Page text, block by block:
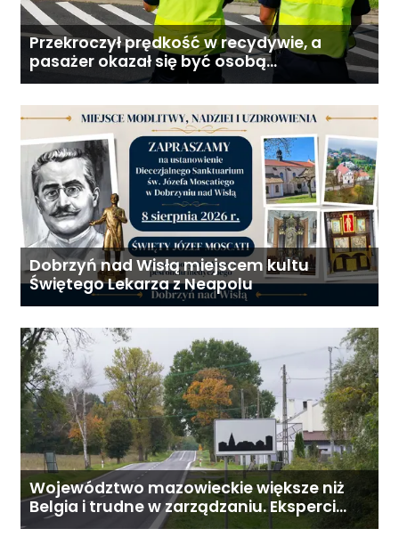
Przekroczył prędkość w recydywie, a
pasażer okazał się być osobą
poszukiwaną
Dobrzyń nad Wisłą miejscem kultu
Świętego Lekarza z Neapolu
Województwo mazowieckie większe niż
Belgia i trudne w zarządzaniu. Eksperci
proponują podział centralnej Polski